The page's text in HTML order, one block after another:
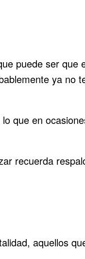
puede ser que
ya no
que en
recuerda
aquellos